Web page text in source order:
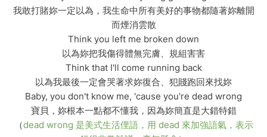
我敢打賭妳一定以為，我生命中所有美好的事物都隨著妳離開
而煙消雲散
Think you left me broken down
以為妳把我傷得體無完膚、規組害害
Think that I'll come running back
以為我最後一定會哭著求妳復合、犯賤跑回來找妳
Baby, you don't know me, 'cause you're dead wrong
寶貝，妳根本一點都不懂我，因為妳簡直是大錯特錯
（dead wrong 是美式生活俚語，用 dead 來加強語氣，表示